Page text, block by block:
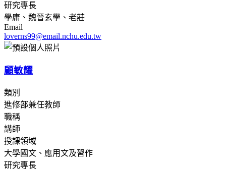
研究專長
學庸、魏晉玄學、老莊
Email
loverns99@email.nchu.edu.tw
顧敏耀
類別
進修部兼任教師
職稱
講師
授課領域
大學國文、應用文及習作
研究專長